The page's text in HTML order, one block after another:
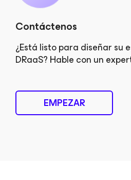
Contáctenos
¿Está listo para diseñar su
DRaaS? Hable con un
EMPEZAR